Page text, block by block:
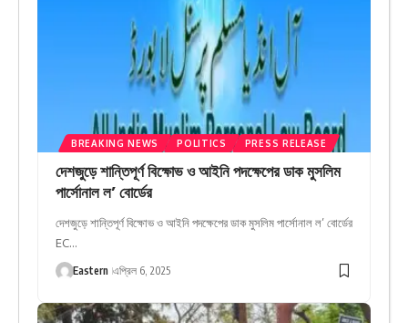
BREAKING NEWS POLITICS PRESS RELEASE
দেশজুড়ে শান্তিপূর্ণ বিক্ষোভ ও আইনি পদক্ষেপের ডাক মুসলিম
পার্সোনাল ল’ বোর্ডের
দেশজুড়ে শান্তিপূর্ণ বিক্ষোভ ও আইনি পদক্ষেপের ডাক মুসলিম পার্সোনাল ল’ বোর্ডের
EC…
Eastern এপ্রিল 6, 2025